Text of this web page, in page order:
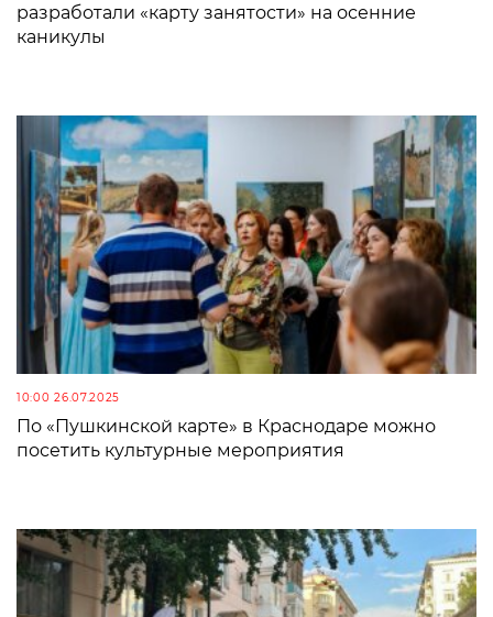
разработали «карту занятости» на осенние
каникулы
10:00 26.07.2025
По «Пушкинской карте» в Краснодаре можно
посетить культурные мероприятия